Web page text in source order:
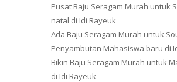
Pusat Baju Seragam Murah untuk
natal di Idi Rayeuk
Ada Baju Seragam Murah untuk
Penyambutan Mahasiswa baru di
Bikin Baju Seragam Murah untuk
di Idi Rayeuk